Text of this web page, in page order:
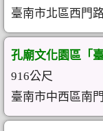
臺南市北區西門
孔廟文化園區「
916公尺
臺南市中西區南